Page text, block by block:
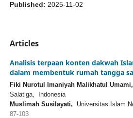
Published: 2025-11-02
Articles
Analisis terpaan konten dakwah
dalam membentuk rumah tangga
Fiki Nurotul Imaniyah Malikhatul Umami,
Salatiga, Indonesia
Muslimah Susilayati, Universitas Islam
87-103